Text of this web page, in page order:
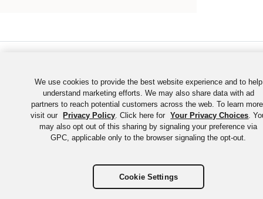
We use cookies to provide the best website experience and to help
understand marketing efforts. We may also share data with ad
partners to reach potential customers across the web. To learn
visit our
Privacy Policy. Click here for Your Privacy Choices.
may also opt out of this sharing by signaling your preference via
GPC, applicable only to the browser signaling the opt-out.
Cookie Settings